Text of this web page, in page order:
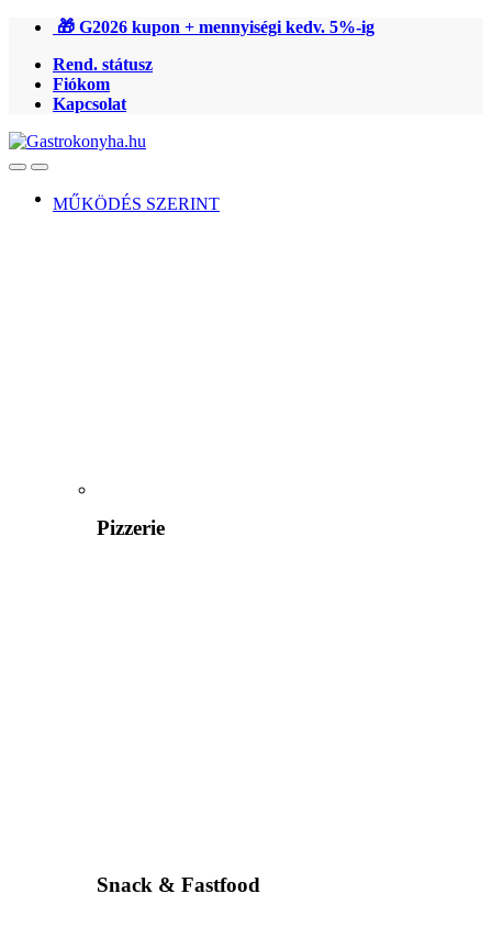
Ugrás
navigációhoz
Ugrás
tartalomra
🎁 G2026 kupon + mennyiségi kedv. 5%-ig
Rend. státusz
Fiókom
Kapcsolat
OpenClose
MŰKÖDÉS SZERINT
Pizzerie
Snack & Fastfood